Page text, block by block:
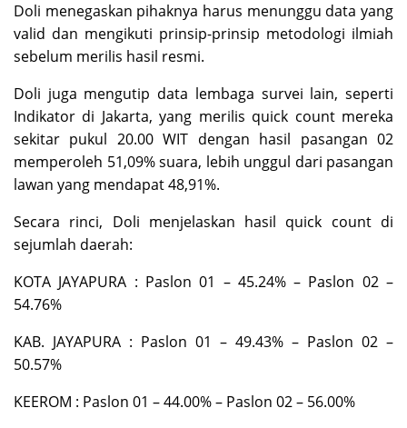
Doli menegaskan pihaknya harus menunggu data yang
valid dan mengikuti prinsip-prinsip metodologi ilmiah
sebelum merilis hasil resmi.
Doli juga mengutip data lembaga survei lain, seperti
Indikator di Jakarta, yang merilis quick count mereka
sekitar pukul 20.00 WIT dengan hasil pasangan 02
memperoleh 51,09% suara, lebih unggul dari pasangan
lawan yang mendapat 48,91%.
Secara rinci, Doli menjelaskan hasil quick count di
sejumlah daerah:
KOTA JAYAPURA : Paslon01 – 45.24% – Paslon 02 –
54.76%
KAB. JAYAPURA : Paslon 01 – 49.43% – Paslon 02 –
50.57%
KEEROM : Paslon 01 – 44.00% – Paslon 02 – 56.00%